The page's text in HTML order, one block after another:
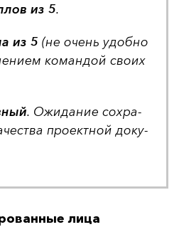
из 5.
из 5 (не очень удоб­но
ко­ман­дой сво­их
. Ожи­да­ние сох­ра­
про­ек­тной до­ку­
лица